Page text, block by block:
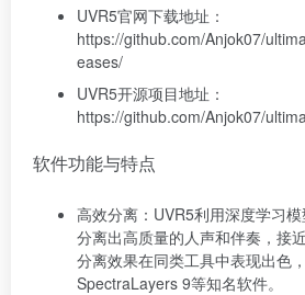
UVR5官网下载地址：
https://github.com/Anjok07/
eases/
UVR5开源项目地址：
https://github.com/Anjok07/
软件功能与特点
高效分离：UVR5利用深度学习
分离出高质量的人声和伴奏，接
分离效果在同类工具中表现出色
SpectraLayers 9等知名软件。